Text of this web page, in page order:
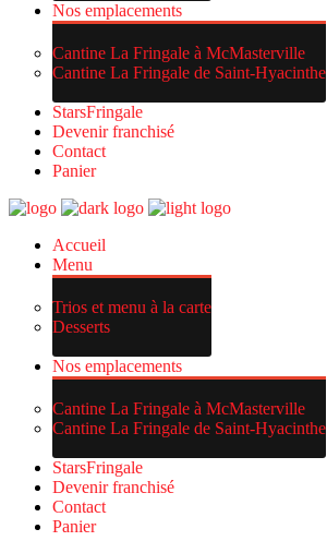
Nos emplacements
Cantine La Fringale à McMasterville
Cantine La Fringale de Saint-Hyacinthe
StarsFringale
Devenir franchisé
Contact
Panier
Accueil
Menu
Trios et menu à la carte
Desserts
Nos emplacements
Cantine La Fringale à McMasterville
Cantine La Fringale de Saint-Hyacinthe
StarsFringale
Devenir franchisé
Contact
Panier